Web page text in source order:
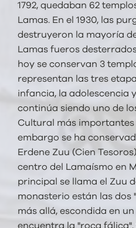
1792, quedaban 62
Lamas. En el 1930, las
destruyeron la mayoría
Lamas fueros
hoy se conservan 3
representan las tres
infancia, la adolescencia
continúa siendo uno de
Cultural más importantes
embargo se ha
Erdene Zuu (Cien
centro del Lamaísmo en
principal se llama el Zuu
monasterio están las dos
más allá, escondida en
encuentra la "roca